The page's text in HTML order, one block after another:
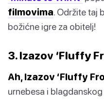
filmovima. Održite taj
božićne igre za obitelj!
3. Izazov ‘Fluffy
Ah, Izazov ‘Fluffy
urnebesa i blagdanskog